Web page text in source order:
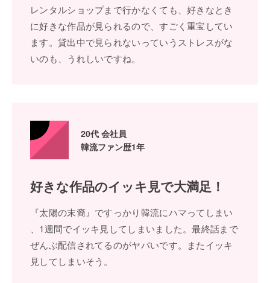
レンタルショップまで⾏かなくても、好きなとき
に好きな作品が⾒られるので、すごく重宝してい
ます。貸出中で⾒られないっていうストレスがな
いのも、うれしいですね。
20代 会社員
韓流ファン歴1年
好きな作品のイッキ⾒で⼤満⾜！
『太陽の末裔』ですっかり韓流にハマってしまい
、1週間でイッキ⾒してしまいました。最終話まで
ぜんぶ配信されてるのがヤバいです。またイッキ
⾒してしまいそう。